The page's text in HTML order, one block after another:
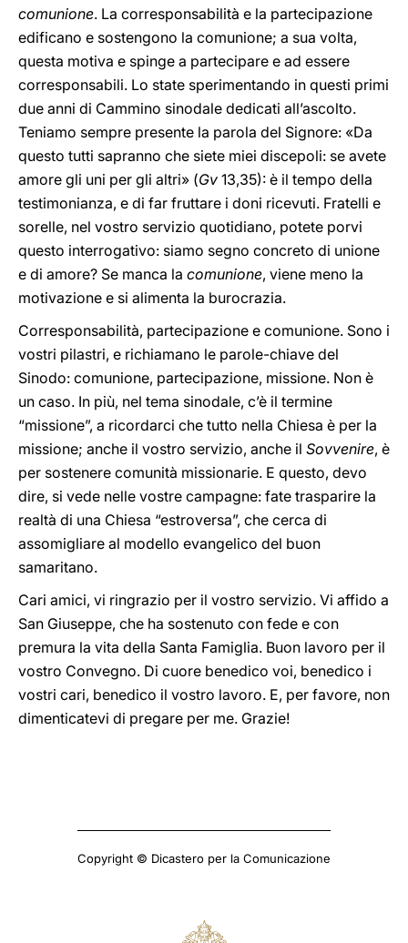
comunione. La corresponsabilità e la partecipazione
edificano e sostengono la comunione; a sua volta,
questa motiva e spinge a partecipare e ad essere
corresponsabili. Lo state sperimentando in questi primi
due anni di Cammino sinodale dedicati all’ascolto.
Teniamo sempre presente la parola del Signore: «Da
questo tutti sapranno che siete miei discepoli: se avete
amore gli uni per gli altri» (Gv 13,35): è il tempo della
testimonianza, e di far fruttare i doni ricevuti. Fratelli e
sorelle, nel vostro servizio quotidiano, potete porvi
questo interrogativo: siamo segno concreto di unione
e di amore? Se manca la comunione, viene meno la
motivazione e si alimenta la burocrazia.
Corresponsabilità, partecipazione e comunione. Sono i
vostri pilastri, e richiamano le parole-chiave del
Sinodo: comunione, partecipazione, missione. Non è
un caso. In più, nel tema sinodale, c’è il termine
“missione”, a ricordarci che tutto nella Chiesa è per la
missione; anche il vostro servizio, anche il Sovvenire, è
per sostenere comunità missionarie. E questo, devo
dire, si vede nelle vostre campagne: fate trasparire la
realtà di una Chiesa “estroversa”, che cerca di
assomigliare al modello evangelico del buon
samaritano.
Cari amici, vi ringrazio per il vostro servizio. Vi affido a
San Giuseppe, che ha sostenuto con fede e con
premura la vita della Santa Famiglia. Buon lavoro per il
vostro Convegno. Di cuore benedico voi, benedico i
vostri cari, benedico il vostro lavoro. E, per favore, non
dimenticatevi di pregare per me. Grazie!
Copyright © Dicastero per la Comunicazione